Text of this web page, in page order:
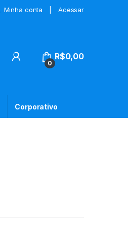
Minha conta Acessar
My Account
0
R$0,00
Corporativo